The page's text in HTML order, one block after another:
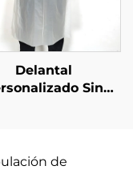
Delantal
Sin
de